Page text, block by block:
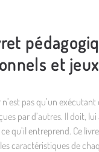
et
n’est pas qu’un
par d’autres. Il doit,
qu’il entreprend. Ce
caractéristiques de